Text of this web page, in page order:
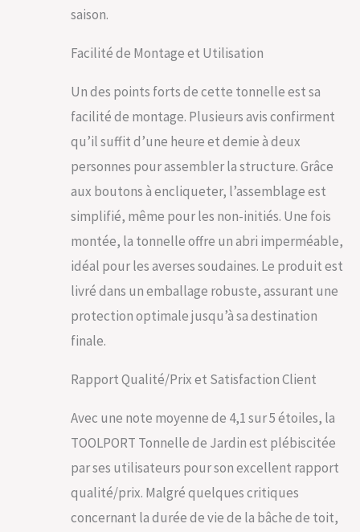
au pavillon une
supplémentaire
CONSTRUCTION
FACILE ET RAPIDE : La
construction avec un
haute qualité est
stable et garantit en
même temps une
construction simple.
Le montage avec 2
personnes ne prend
généralement
qu’environ 20
outil TOUT SOUS LA
système à clips,
bâche de toit
m², 4 parties
latérales avec
suspendre, 8
ancrages en béton
sécurisée dans le
saison.
Facilité de Montage et Utilisation
Un des points forts de cette tonnelle est sa
facilité de montage. Plusieurs avis confirment
qu’il suffit d’une heure et demie à deux
personnes pour assembler la structure. Grâce
aux boutons à encliqueter, l’assemblage est
simplifié, même pour les non-initiés. Une fois
montée, la tonnelle offre un abri imperméable,
idéal pour les averses soudaines. Le produit est
livré dans un emballage robuste, assurant une
protection optimale jusqu’à sa destination
finale.
Rapport Qualité/Prix et Satisfaction Client
Avec une note moyenne de 4,1 sur 5 étoiles, la
TOOLPORT Tonnelle de Jardin est plébiscitée
par ses utilisateurs pour son excellent rapport
qualité/prix. Malgré quelques critiques
concernant la durée de vie de la bâche de toit,